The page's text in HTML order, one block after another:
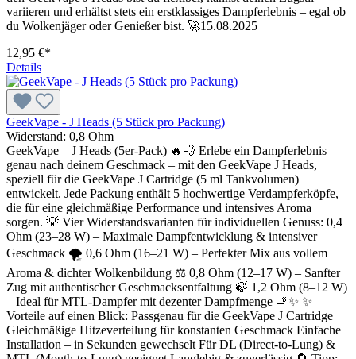
variieren und erhältst stets ein erstklassiges Dampferlebnis – egal ob
du Wolkenjäger oder Genießer bist. 🚀15.08.2025
12,95 €*
Details
GeekVape - J Heads (5 Stück pro Packung)
Widerstand: 0,8 Ohm
GeekVape – J Heads (5er-Pack) 🔥💨 Erlebe ein Dampferlebnis
genau nach deinem Geschmack – mit den GeekVape J Heads,
speziell für die GeekVape J Cartridge (5 ml Tankvolumen)
entwickelt. Jede Packung enthält 5 hochwertige Verdampferköpfe,
die für eine gleichmäßige Performance und intensives Aroma
sorgen. 💡 Vier Widerstandsvarianten für individuellen Genuss: 0,4
Ohm (23–28 W) – Maximale Dampfentwicklung & intensiver
Geschmack 🌪️ 0,6 Ohm (16–21 W) – Perfekter Mix aus vollem
Aroma & dichter Wolkenbildung ⚖️ 0,8 Ohm (12–17 W) – Sanfter
Zug mit authentischer Geschmacksentfaltung 🍃 1,2 Ohm (8–12 W)
– Ideal für MTL-Dampfer mit dezenter Dampfmenge 🚬✨ ✨
Vorteile auf einen Blick: Passgenau für die GeekVape J Cartridge
Gleichmäßige Hitzeverteilung für konstanten Geschmack Einfache
Installation – in Sekunden gewechselt Für DL (Direct-to-Lung) &